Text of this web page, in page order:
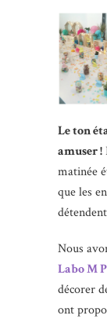
Le ton
amuser !
matinée
que les
Nous
Labo M
décorer
ont